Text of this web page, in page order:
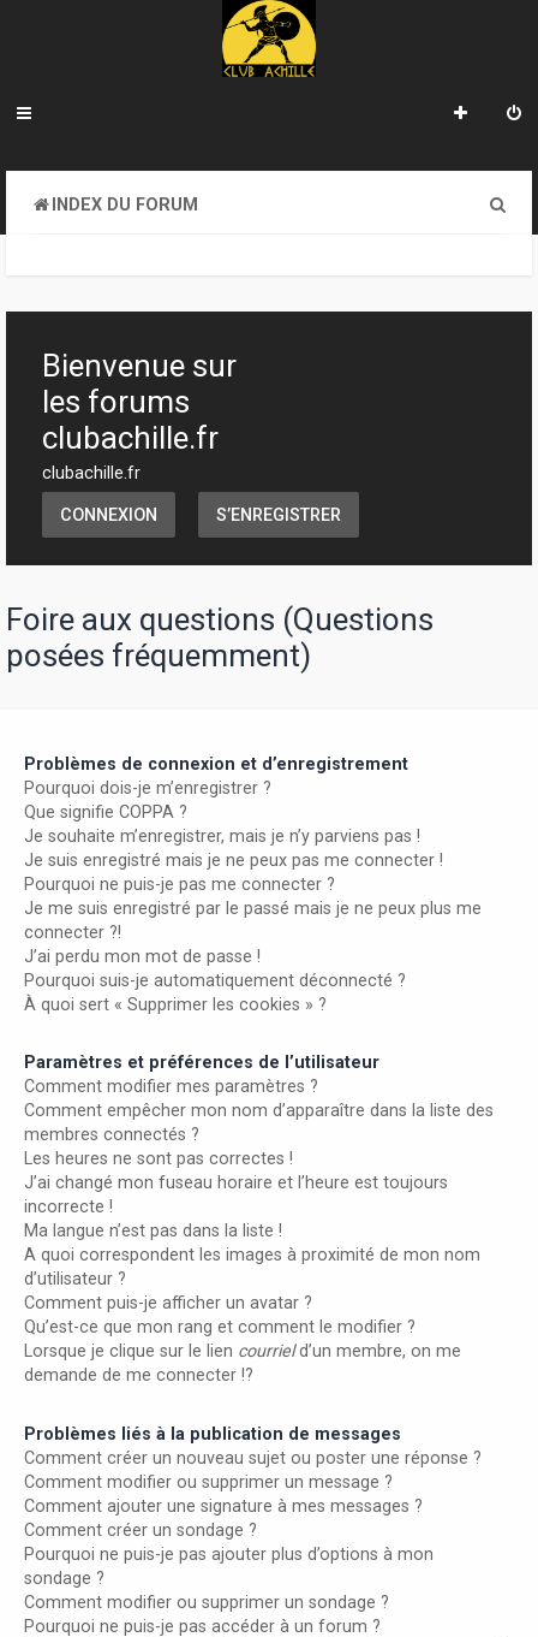
INDEX DU FORUM
h
Bienvenue sur
les forums
clubachille.fr
clubachille.fr
CONNEXION S’ENREGISTRER
Foire aux questions (Questions
posées fréquemment)
Problèmes de connexion et d’enregistrement
Pourquoi dois-je m’enregistrer ?
Que signifie COPPA ?
Je souhaite m’enregistrer, mais je n’y parviens pas !
Je suis enregistré mais je ne peux pas me connecter !
Pourquoi ne puis-je pas me connecter ?
Je me suis enregistré par le passé mais je ne peux plus me
connecter ?!
J’ai perdu mon mot de passe !
Pourquoi suis-je automatiquement déconnecté ?
À quoi sert « Supprimer les cookies » ?
Paramètres et préférences de l’utilisateur
Comment modifier mes paramètres ?
Comment empêcher mon nom d’apparaître dans la liste des
membres connectés ?
Les heures ne sont pas correctes !
J’ai changé mon fuseau horaire et l’heure est toujours
incorrecte !
Ma langue n’est pas dans la liste !
A quoi correspondent les images à proximité de mon nom
d’utilisateur ?
Comment puis-je afficher un avatar ?
Qu’est-ce que mon rang et comment le modifier ?
Lorsque je clique sur le lien courrield’un membre, on me
demande de me connecter !?
Problèmes liés à la publication de messages
Comment créer un nouveau sujet ou poster une réponse ?
Comment modifier ou supprimer un message ?
Comment ajouter une signature à mes messages ?
Comment créer un sondage ?
Pourquoi ne puis-je pas ajouter plus d’options à mon
sondage ?
Comment modifier ou supprimer un sondage ?
Pourquoi ne puis-je pas accéder à un forum ?